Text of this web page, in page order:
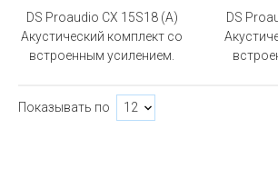
DS Proaudio CX 15S18 (A)
Акустический комплект со
встроенным усилением.
DS
Показывать по